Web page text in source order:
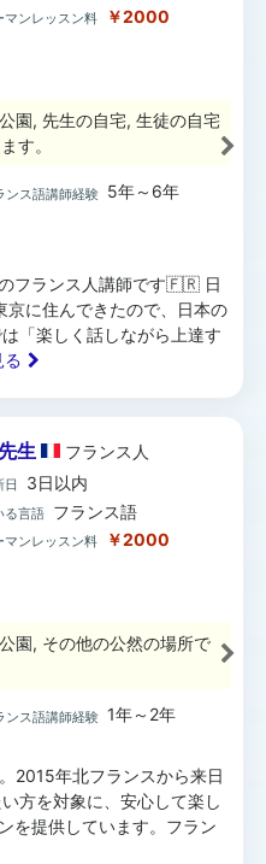
マンレッスン料 ￥2000
園, 先生の自宅, 生徒の自宅
す。
ンス語講師経験
5年～6年
フランス人講師です🇫🇷 日
に住んできたので、日本の
「楽しく話しながら上達す
る
生 フランス 人
日 3日以内
る言語 フランス語
マンレッスン料 ￥2000
園, その他の公然の場所で
ンス語講師経験 1年～2年
2015年北フランスから来日
方を対象に、安心して楽し
を提供しています。フラン